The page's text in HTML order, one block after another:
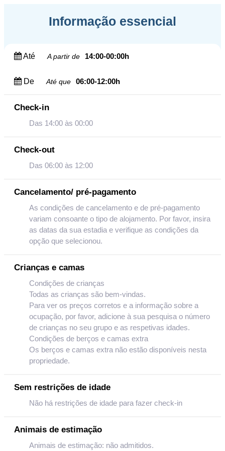
Informação essencial
Até A partir de 14:00-00:00h
De Até que 06:00-12:00h
Check-in
Das 14:00 às 00:00
Check-out
Das 06:00 às 12:00
Cancelamento/ pré-pagamento
As condições de cancelamento e de pré-pagamento
variam consoante o tipo de alojamento. Por favor, insira
as datas da sua estadia e verifique as condições da
opção que selecionou.
Crianças e camas
Condições de crianças
Todas as crianças são bem-vindas.
Para ver os preços corretos e a informação sobre a
ocupação, por favor, adicione à sua pesquisa o número
de crianças no seu grupo e as respetivas idades.
Condições de berços e camas extra
Os berços e camas extra não estão disponíveis nesta
propriedade.
Sem restrições de idade
Não há restrições de idade para fazer check-in
Animais de estimação
Animais de estimação: não admitidos.